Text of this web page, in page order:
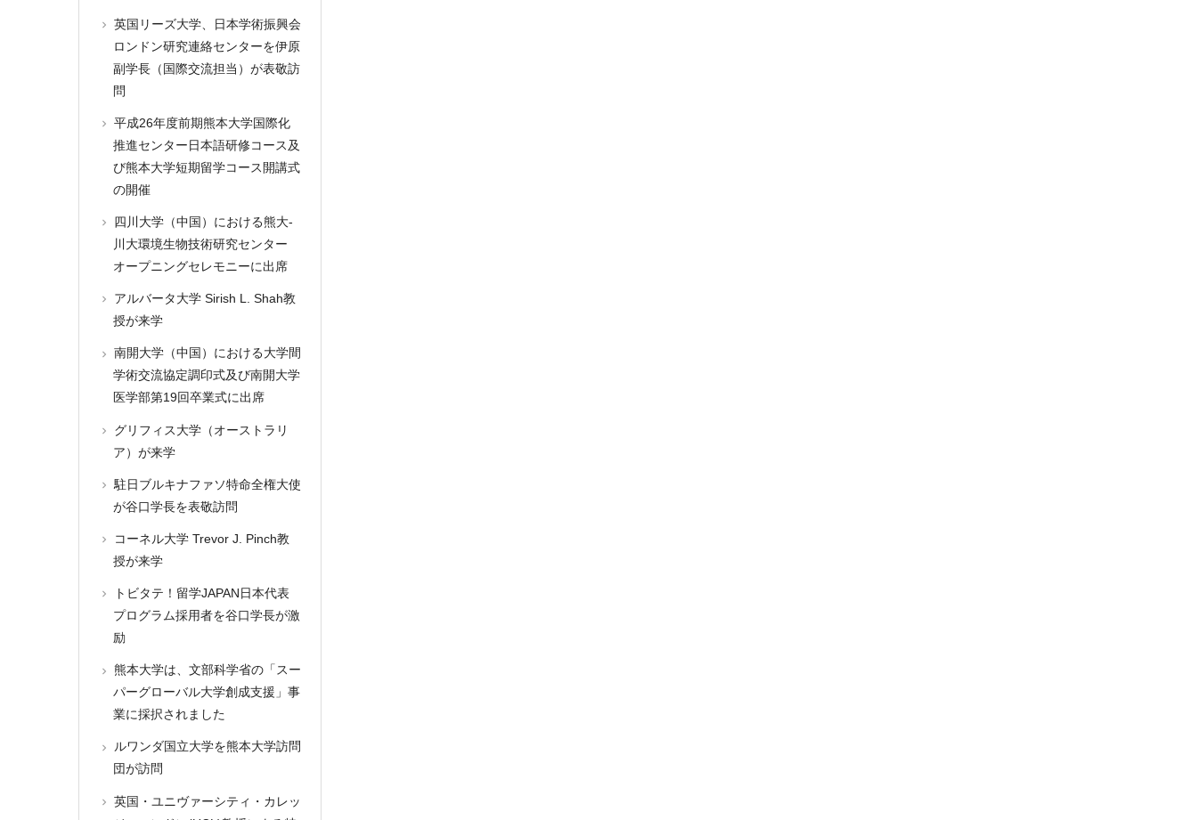
英国リーズ大学、日本学術振興会
ロンドン研究連絡センターを伊原
副学長（国際交流担当）が表敬訪
問
平成26年度前期熊本大学国際化
推進センター日本語研修コース及
び熊本大学短期留学コース開講式
の開催
四川大学（中国）における熊大-
川大環境生物技術研究センター
オープニングセレモニーに出席
アルバータ大学 Sirish L. Shah教
授が来学
南開大学（中国）における大学間
学術交流協定調印式及び南開大学
医学部第19回卒業式に出席
グリフィス大学（オーストラリ
ア）が来学
駐日ブルキナファソ特命全権大使
が谷口学長を表敬訪問
コーネル大学 Trevor J. Pinch教
授が来学
トビタテ！留学JAPAN日本代表
プログラム採用者を谷口学長が激
励
熊本大学は、文部科学省の「スー
パーグローバル大学創成支援」事
業に採択されました
ルワンダ国立大学を熊本大学訪問
団が訪問
英国・ユニヴァーシティ・カレッ